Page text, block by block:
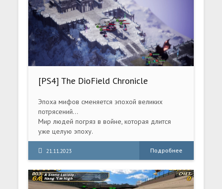
[PS4] The DioField Chronicle
(CUSA31396) [1.02]
Эпоха мифов сменяется эпохой великих
потрясений…
Мир людей погряз в войне, которая длится
уже целую эпоху.
Группа наемников, называющих себя «Синие
лисы» (Blue Fox) прокладывает свой путь
среди огня и хаоса
21.11.2023 Подробнее